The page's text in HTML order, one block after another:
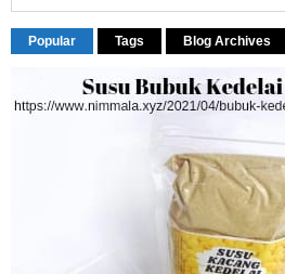
Popular Tags Blog Archives